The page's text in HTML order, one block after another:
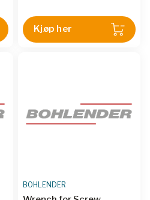
Kjøp her
BOHLENDER